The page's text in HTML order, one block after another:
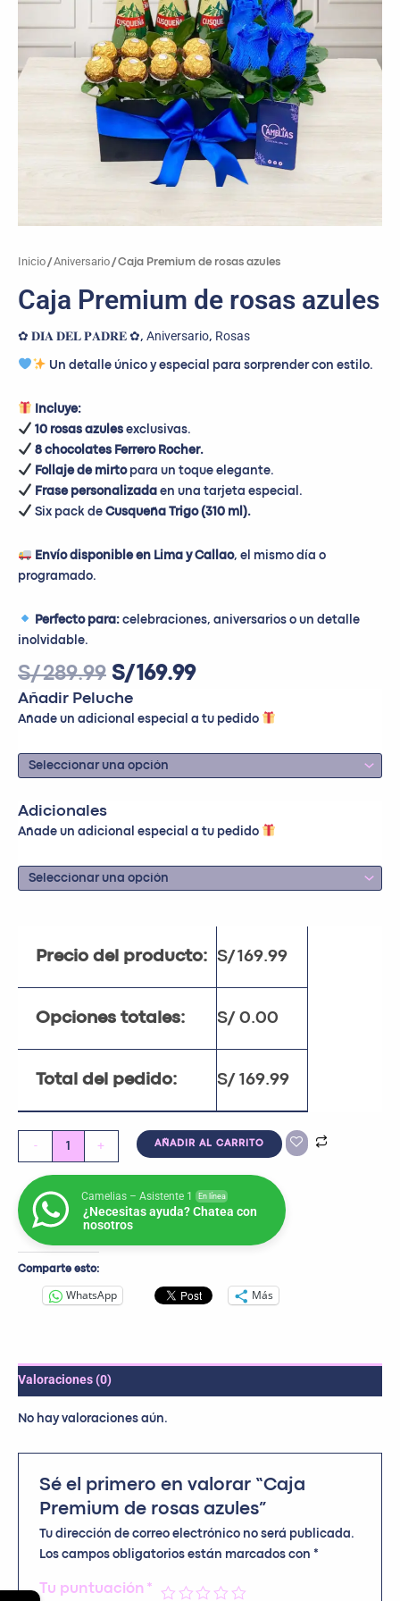
Inicio /Aniversario / Caja Premium de rosas azules
Caja Premium de rosas azules
✿ 𝐃𝐈𝐀 𝐃𝐄𝐋 𝐏𝐀𝐃𝐑𝐄 ✿, Aniversario, Rosas
Un detalle único y especial para sorprender con estilo.
Incluye:
10 rosas azulesexclusivas.
8 chocolates Ferrero Rocher.
Follaje de mirtopara un toque elegante.
Frase personalizadaen una tarjeta especial.
Six pack de Cusqueña Trigo (310 ml).
Envío disponible en Lima y Callao, el mismo día o
programado.
Perfecto para:celebraciones, aniversarios o un detalle
inolvidable.
S/289.99 S/169.99
Añadir Peluche
Añade un adicional especial a tu pedido
Adicionales
Añade un adicional especial a tu pedido
Precio del producto: S/169.99
Opciones totales: S/ 0.00
Total del pedido: S/ 169.99
- + AÑADIR AL CARRITO
Camelias – Asistente 1 En línea
¿Necesitas ayuda? Chatea con
nosotros
Comparte esto:
WhatsApp Más
Valoraciones (0)
No hay valoraciones aún.
Sé el primero en valorar “Caja
Premium de rosas azules”
Tu dirección de correo electrónico no será publicada.
Los campos obligatorios están marcados con *
Tu puntuación *